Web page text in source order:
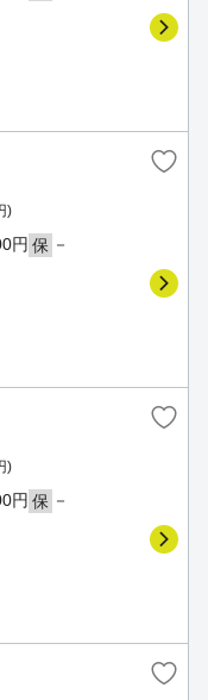
)
円 保 －
)
円 保 －